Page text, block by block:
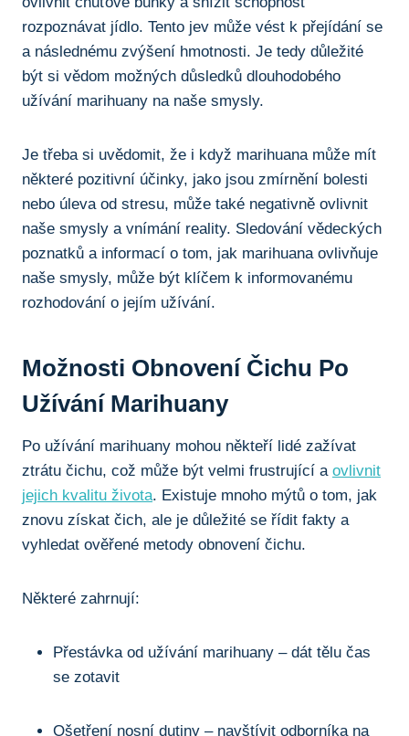
rozpoznávat jídlo. Tento jev může vést k přejídání​ se
a následnému zvýšení ‌hmotnosti. Je tedy ​důležité​
být si vědom možných důsledků dlouhodobého
užívání marihuany na naše smysly.
Je třeba si uvědomit, že ‍i ⁤když marihuana může mít
některé pozitivní účinky, ‍jako jsou zmírnění ‍bolesti
nebo úleva od stresu, ​může také negativně ovlivnit
naše smysly a vnímání reality. Sledování vědeckých
poznatků a informací o tom, jak‌ marihuana ⁢ovlivňuje‍
naše⁣ smysly,‌ může být klíčem k informovanému
rozhodování⁣ o ​jejím užívání.
Možnosti Obnovení‍ Čichu ‍po‍
Užívání ‍marihuany
Po užívání marihuany mohou někteří lidé zažívat
ztrátu čichu, což může být velmi frustrující a⁤ ovlivnit
jejich kvalitu života. Existuje mnoho mýtů o tom, jak
znovu získat čich,‍ ale je důležité se řídit fakty a
vyhledat ověřené⁣ metody obnovení čichu.
Některé zahrnují:
Přestávka od užívání marihuany⁢ – dát tělu čas ​
se⁤ zotavit
Ošetření‍ nosní dutiny – ⁣navštívit‌ odborníka⁤ na